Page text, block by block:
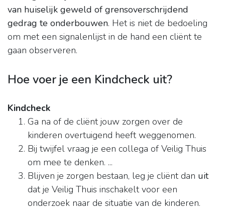
van huiselijk geweld of grensoverschrijdend
gedrag te onderbouwen. Het is niet de bedoeling
om met een signalenlijst in de hand een cliënt te
gaan observeren.
Hoe voer je een Kindcheck uit?
Kindcheck
Ga na of de cliënt jouw zorgen over de
kinderen overtuigend heeft weggenomen.
Bij twijfel vraag je een collega of Veilig Thuis
om mee te denken. ...
Blijven je zorgen bestaan, leg je cliënt dan uit
dat je Veilig Thuis inschakelt voor een
onderzoek naar de situatie van de kinderen.